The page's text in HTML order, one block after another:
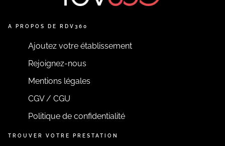
A PROPOS DE RDV360
Ajoutez votre établissement
Rejoignez-nous
Mentions légales
CGV / CGU
Politique de confidentialité
TROUVER VOTRE PRESTATION